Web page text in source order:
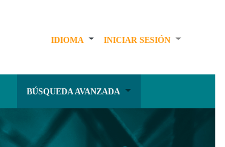
IDIOMA INICIAR SESIÓN
BÚSQUEDA AVANZADA